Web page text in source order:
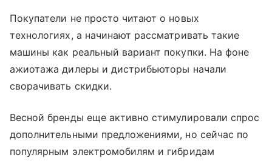
Покупатели не просто читают о новых
технологиях, а начинают рассматривать такие
машины как реальный вариант покупки. На фоне
ажиотажа дилеры и дистрибьюторы начали
сворачивать скидки.
Весной бренды еще активно стимулировали спрос
дополнительными предложениями, но сейчас по
популярным электромобилям и гибридам